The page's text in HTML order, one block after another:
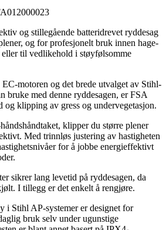
og stillegående batteridrevet ryddesag
og for profesjonelt bruk innen hage-
til vedlikehold i støyfølsomme
motoren og det brede utvalget av Stihl-
bruke med denne ryddesagen, er FSA
klipping av gress og undervegetasjon.
klipper du større plener
Med trinnløs justering av hastigheten
for å jobbe energieffektivt
sikrer lang levetid på ryddesagen, da
I tillegg er det enkelt å rengjøre.
i Stihl AP-systemer er designet for
bruk selv under ugunstige